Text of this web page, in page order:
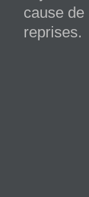
cause
reprises.